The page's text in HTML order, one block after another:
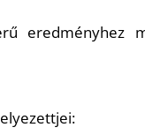
eredményhez